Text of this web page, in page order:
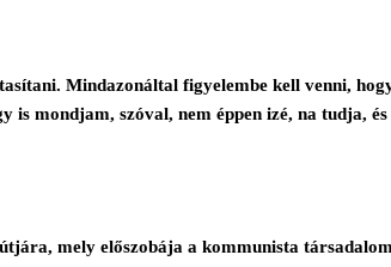
Mindazonáltal figyelembe kell venni,
mondjam, szóval, nem éppen izé, na tudja,
mely előszobája a kommunista